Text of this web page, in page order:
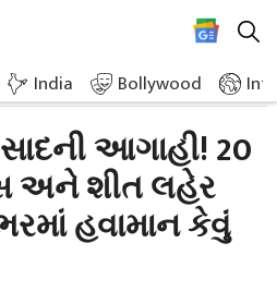
India Bollywood
Rain Forecast Fog And Cold Wave Occur In 20 States
આગાહી! 20
અને શીત લહેર
હવામાન કેવું